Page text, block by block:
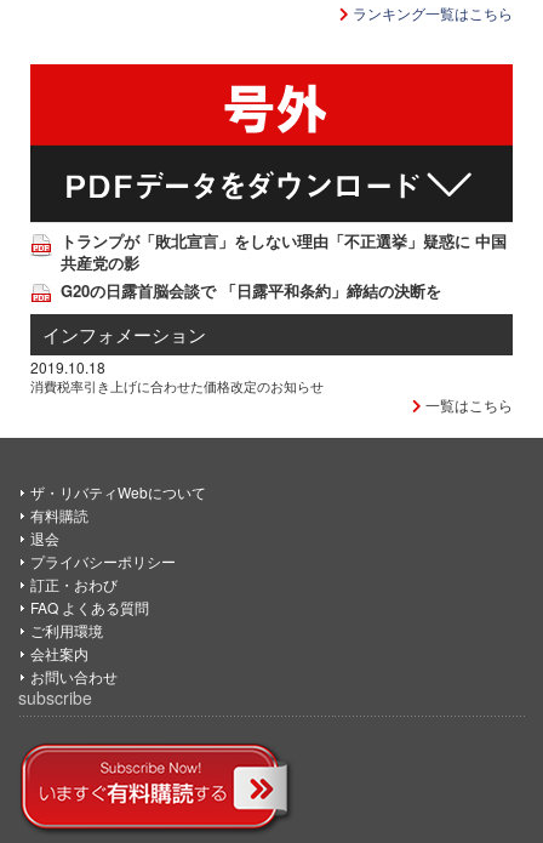
ランキング一覧はこちら
トランプが「敗北宣言」をしない理由「不正選挙」疑惑に 中国
共産党の影
G20の日露首脳会談で 「日露平和条約」締結の決断を
インフォメーション
2019.10.18
消費税率引き上げに合わせた価格改定のお知らせ
一覧はこちら
ザ・リバティWebについて
有料購読
退会
プライバシーポリシー
訂正・おわび
FAQ よくある質問
ご利用環境
会社案内
お問い合わせ
subscribe